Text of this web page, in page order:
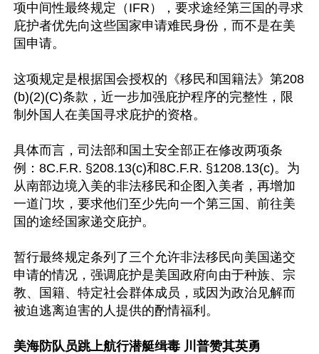
项中间性最终规定（IFR），要求途经第三国的寻求
庇护者优先向这些国家申请难民身份，而不是在美
国申请。
这项规定是根据国会授权的《移民和国籍法》第208
(b)(2)(C)条款，近一步加强庇护程序的完整性，限
制外国人在美国寻求庇护的资格。
具体而言，司法部和国土安全部正在修改两项条
例：8C.F.R. §208.13(c)和8C.F.R. §1208.13(c)。为
从南部边境入美的非法移民和企图入美者，再增加
一道门坎，要求他们至少先向一个第三国、前往美
国的途经国家递交庇护。
暂行最终规定条列了三个允许非法移民向美国递交
申请的情况，强调庇护是美国政府向由于种族、宗
教、国籍、特定社会群体成员，或因为政治见解而
被迫逃离迫害的人提供的酌情福利。
美海防队员跳上航行潜艇缉毒 川普赞其英勇